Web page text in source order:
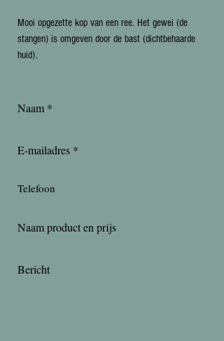
Mooi opgezette kop van een ree. Het gewei (de
stangen) is omgeven door de bast (dichtbehaarde
huid).